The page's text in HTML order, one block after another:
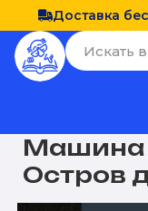
Доставка
Машина
Остров